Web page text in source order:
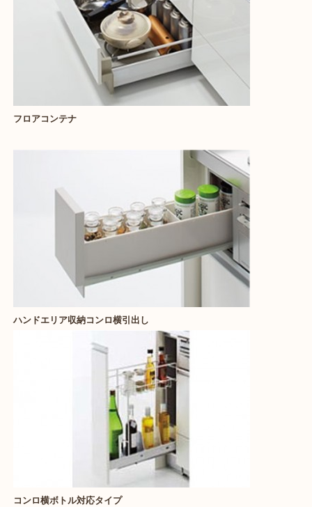
フロアコンテナ
ハンドエリア収納コンロ横引出し
コンロ横ボトル対応タイプ